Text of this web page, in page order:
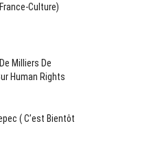
Culture)
Milliers De
Human Rights
( C’est Bientôt